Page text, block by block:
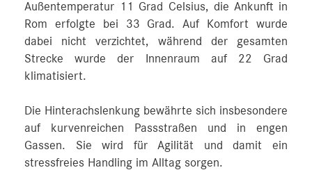
Außentemperatur 11 Grad Celsius, die Ankunft in
Rom erfolgte bei 33 Grad. Auf Komfort wurde
dabei nicht verzichtet, während der gesamten
Strecke wurde der Innenraum auf 22 Grad
klimatisiert.
Die Hinterachslenkung bewährte sich insbesondere
auf kurvenreichen Passstraßen und in engen
Gassen. Sie wird für Agilität und damit ein
stressfreies Handling im Alltag sorgen.